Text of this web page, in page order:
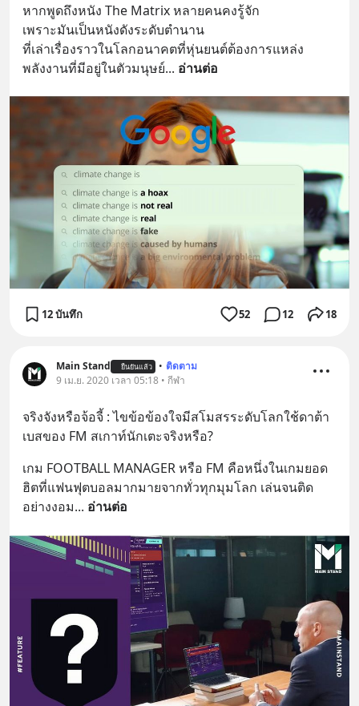
หากพูดถึงหนัง The Matrix หลายคนคงรู้จัก
เพราะมันเป็นหนังดังระดับตำนาน
ที่เล่าเรื่องราวในโลกอนาคตที่หุ่นยนต์ต้องการแหล่ง
พลังงานที่มีอยู่ในตัวมนุษย์... อ่านต่อ
12 บันทึก 52 12 18
Main Stand ยืนยันแล้ว • ติดตาม
9 เม.ย. 2020 เวลา 05:18 • กีฬา
จริงจังหรือจ้อจี้ : ไขข้อข้องใจมีสโมสรระดับโลกใช้ดาต้า
เบสของ FM สเกาท์นักเตะจริงหรือ?
เกม FOOTBALL MANAGER หรือ FM คือหนึ่งในเกมยอด
ฮิตที่แฟนฟุตบอลมากมายจากทั่วทุกมุมโลก เล่นจนติด
อย่างงอม... อ่านต่อ